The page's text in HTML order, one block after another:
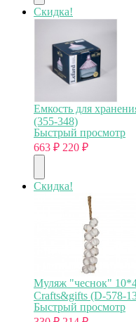
Скидка!
Емкость для
(355-348)
Быстрый просмотр
663 ₽ 220 ₽
Скидка!
Муляж "чеснок"
Crafts&gifts (D-578-
Быстрый просмотр